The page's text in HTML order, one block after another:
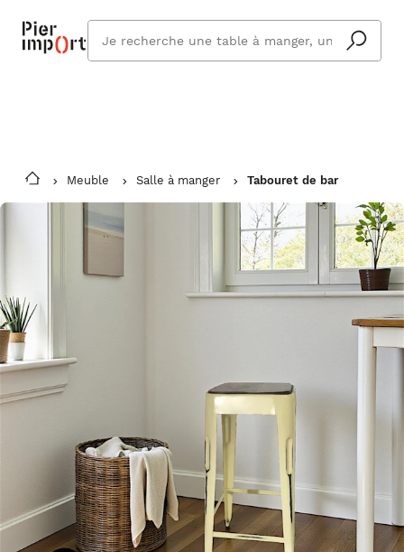
Vous êtes absent ? Pier Import s'adapte
et vous livre à votre retour.
En savoir plus
cherchez
vous ?
Meuble Salle à manger Tabouret de bar